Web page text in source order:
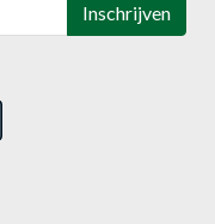
Inschrijven